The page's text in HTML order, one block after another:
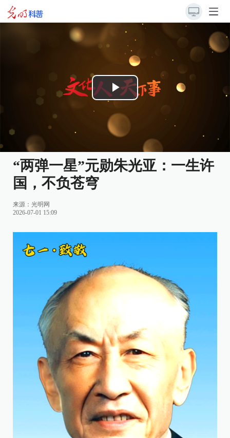
Play
Video
“两弹一星”元勋朱光亚：一生许
国，不负苍穹
来源： 光明网
2026-07-01 15:09